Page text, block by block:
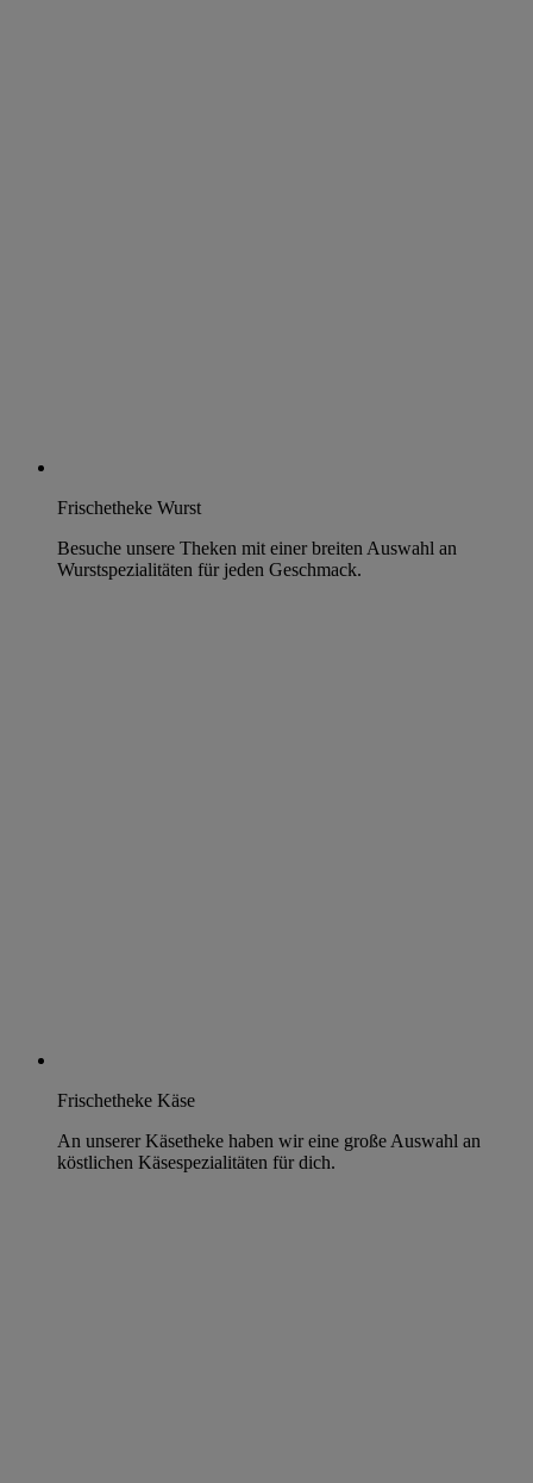
Frischetheke Wurst
Besuche unsere Theken mit einer breiten Auswahl an
Wurstspezialitäten für jeden Geschmack.
Frischetheke Käse
An unserer Käsetheke haben wir eine große Auswahl an
köstlichen Käsespezialitäten für dich.